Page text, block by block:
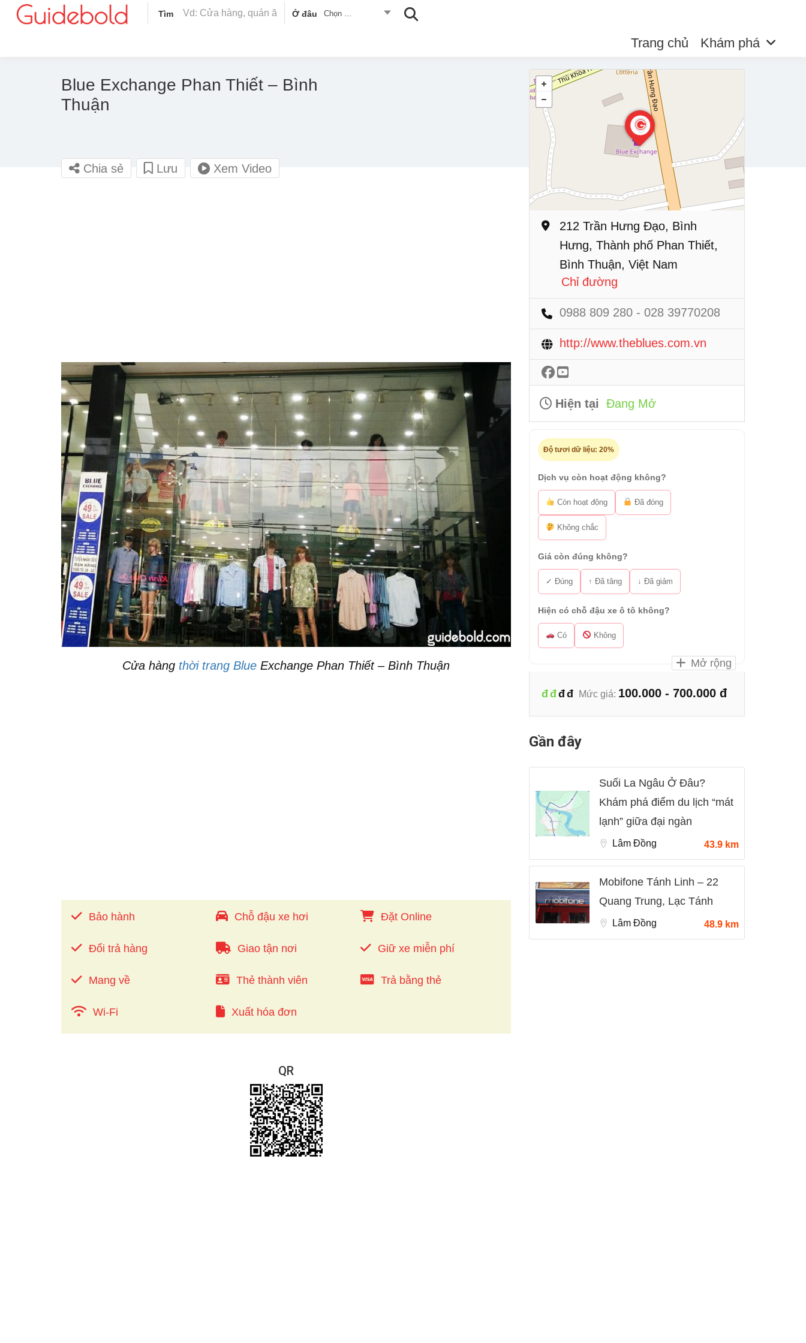
Tìm Ở đâu Chọn ...
Trang chủ Khám phá
Blue Exchange Phan Thiết – Bình
Thuận
Chia sẻ Lưu Xem Video
Cửa hàng thời trang Blue Exchange Phan Thiết – Bình Thuận
Bảo hành Chỗ đậu xe hơi Đặt Online
Đổi trả hàng Giao tận nơi Giữ xe miễn phí
Mang về Thẻ thành viên Trả bằng thẻ
Wi-Fi Xuất hóa đơn
QR
212 Trần Hưng Đạo, Bình
Hưng, Thành phố Phan Thiết,
Bình Thuận, Việt Nam
Chỉ đường
0988 809 280 - 028 39770208
http://www.theblues.com.vn
Hiện tại Đang Mở
Độ tươi dữ liệu: 20%
Dịch vụ còn hoạt động không?
Còn hoạt động Đã đóng
Không chắc
Giá còn đúng không?
✓ Đúng ↑ Đã tăng ↓ Đã giảm
Hiện có chỗ đậu xe ô tô không?
Có Không
Mở rộng
đđđđ Mức giá: 100.000 - 700.000 đ
Gần đây
Suối La Ngâu Ở Đâu?
Khám phá điểm du lịch “mát
lạnh” giữa đại ngàn
Lâm Đồng 43.9 km
Mobifone Tánh Linh – 22
Quang Trung, Lạc Tánh
Lâm Đồng 48.9 km